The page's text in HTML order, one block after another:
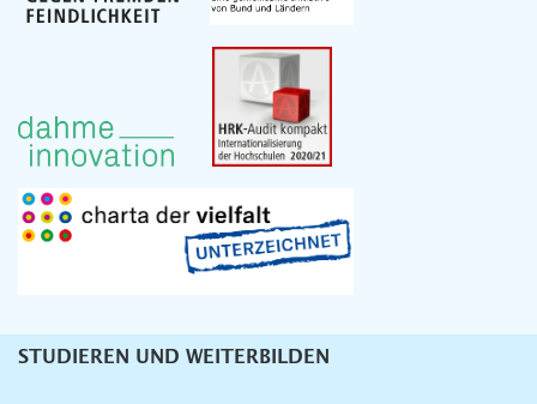
Unternavigation
STUDIEREN UND WEITERBILDEN